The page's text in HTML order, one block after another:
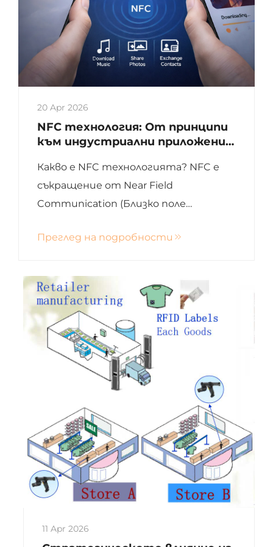
20 Apr 2026
NFC технология: От принципи
към индустриални приложения,
трансформация на
предприятията
Какво е NFC технологията? NFC е
съкращение от Near Field
Communication (Близко поле
комуникационна технология за
разработена от Philips и Sony, NFC е
безконтактна идентификационна и
свързваща технология, която
позволява краткоразмерна безжична
връзка...
Преглед на подробности
11 Apr 2026